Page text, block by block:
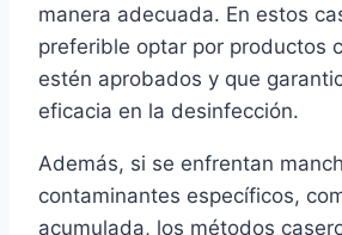
manera adecuada. En estos
preferible optar por productos
estén aprobados y que
eficacia en la desinfección.
Además, si se enfrentan
contaminantes específicos,
acumulada, los métodos